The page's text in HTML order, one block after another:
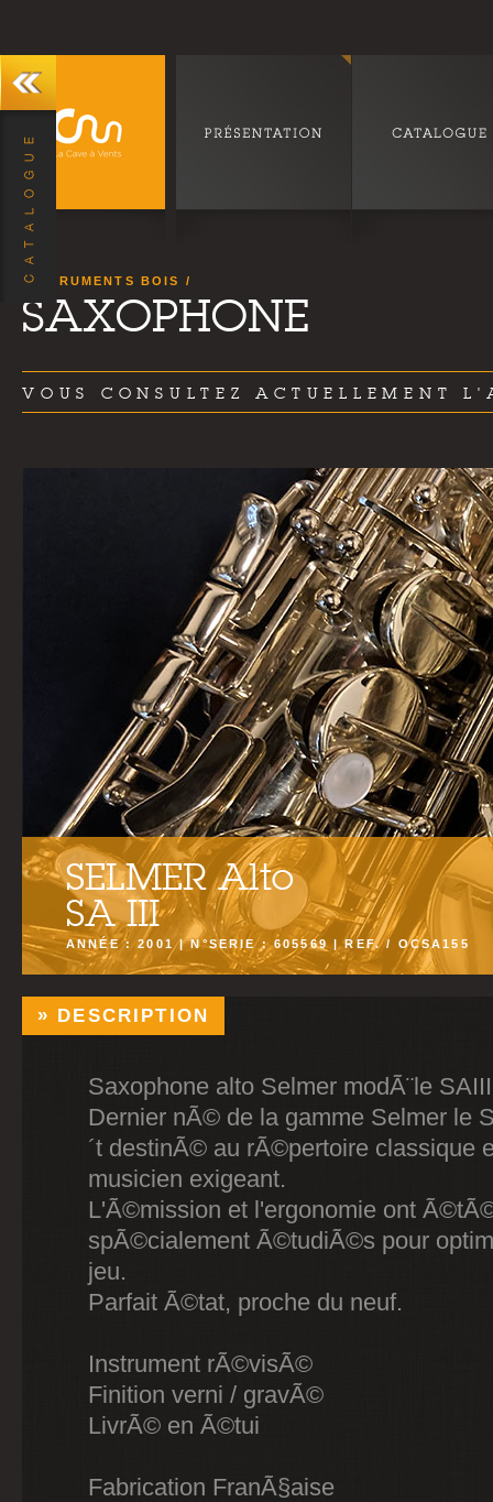
INSTRUMENTS BOIS
SAXOPHONE
VOUS CONSULTEZ ACTUELLEMENT
SELMER Alto
SA III
ANNÉE : 2001 | N°SERIE : 605569 | REF. / OCSA155
DESCRIPTION
Saxophone alto Selmer modÃ¨le SAIII
Dernier nÃ© de la gamme Selmer le
´t destinÃ© au rÃ©pertoire classique
musicien exigeant.
L'Ã©mission et l'ergonomie ont
spÃ©cialement Ã©tudiÃ©s pour
jeu.
Parfait Ã©tat, proche du neuf.
Instrument rÃ©visÃ©
Finition verni / gravÃ©
LivrÃ© en Ã©tui
Fabrication FranÃ§aise